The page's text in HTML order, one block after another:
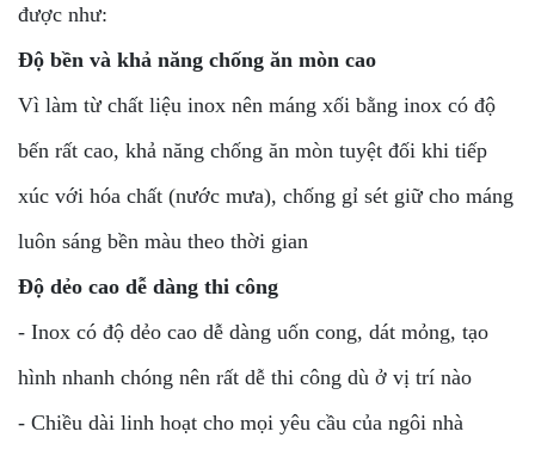
được như:
Độ bền và khả năng chống ăn mòn cao
Vì làm từ chất liệu inox nên máng xối bằng inox có độ
bến rất cao, khả năng chống ăn mòn tuyệt đối khi tiếp
xúc với hóa chất (nước mưa), chống gỉ sét giữ cho máng
luôn sáng bền màu theo thời gian
Độ dẻo cao dễ dàng thi công
- Inox có độ dẻo cao dễ dàng uốn cong, dát mỏng, tạo
hình nhanh chóng nên rất dễ thi công dù ở vị trí nào
- Chiều dài linh hoạt cho mọi yêu cầu của ngôi nhà